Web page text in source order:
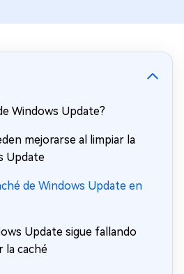
Windows Update?
mejorarse al limpiar la
Update
de Windows Update en
Update sigue fallando
la caché